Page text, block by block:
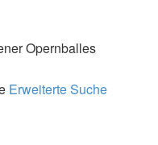
Opernballes
Erweiterte Suche